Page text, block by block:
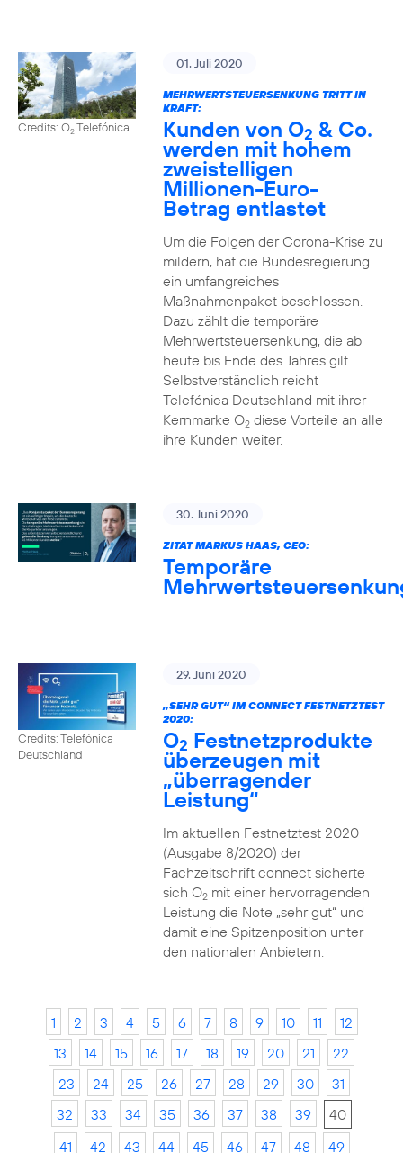
Credits: O2Telefónica
01. Juli 2020
MEHRWERTSTEUERSENKUNG TRITT IN
KRAFT:
Kunden von O2 & Co.
werden mit hohem
zweistelligen
Millionen-Euro-
Betrag entlastet
Um die Folgen der Corona-Krise zu
mildern, hat die Bundesregierung
ein umfangreiches
Maßnahmenpaket beschlossen.
Dazu zählt die temporäre
Mehrwertsteuersenkung, die ab
heute bis Ende des Jahres gilt.
Selbstverständlich reicht
Telefónica Deutschland mit ihrer
Kernmarke O2diese Vorteile an alle
ihre Kunden weiter.
30. Juni 2020
ZITAT MARKUS HAAS, CEO:
Temporäre
Credits: Telefónica
Deutschland
29. Juni 2020
„SEHR GUT“ IM CONNECT FESTNETZTEST
2020:
O2 Festnetzprodukte
überzeugen mit
„überragender
Leistung“
Im aktuellen Festnetztest 2020
(Ausgabe 8/2020) der
Fachzeitschrift connect sicherte
sich O2mit einer hervorragenden
Leistung die Note „sehr gut“ und
damit eine Spitzenposition unter
den nationalen Anbietern.
1 2 3 4 5 6 7 8 9 10 11
12
13
14 15 16 17 18 19 20 21
22
23
24 25 26 27 28 29 30
31
32
33 34 35 36 37 38 39
40
41
42 43 44 45 46 47 48 49